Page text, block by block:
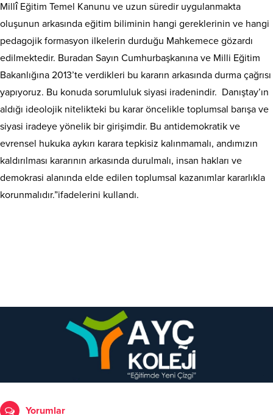
Millî Eğitim Temel Kanunu ve uzun süredir uygulanmakta
oluşunun arkasında eğitim biliminin hangi gereklerinin ve hangi
pedagojik formasyon ilkelerin durduğu Mahkemece gözardı
edilmektedir. Buradan Sayın Cumhurbaşkanına ve Milli Eğitim
Bakanlığına 2013’te verdikleri bu kararın arkasında durma çağrısı
yapıyoruz. Bu konuda sorumluluk siyasi iradenindir. Danıştay’ın
aldığı ideolojik nitelikteki bu karar öncelikle toplumsal barışa ve
siyasi iradeye yönelik bir girişimdir. Bu antidemokratik ve
evrensel hukuka aykırı karara tepkisiz kalınmamalı, andımızın
kaldırılması kararının arkasında durulmalı, insan hakları ve
demokrasi alanında elde edilen toplumsal kazanımlar kararlıkla
korunmalıdır.”ifadelerini kullandı.
Yorumlar